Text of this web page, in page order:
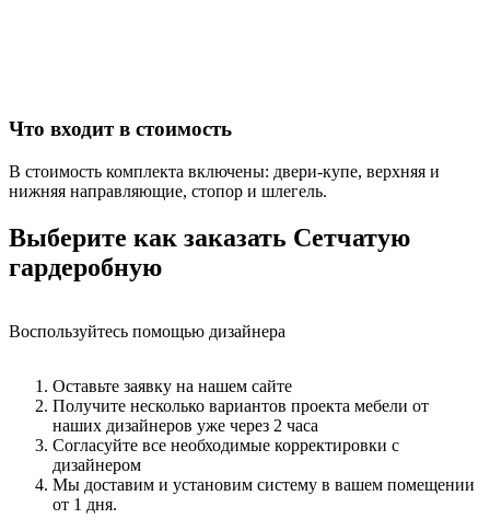
Что входит в стоимость
В стоимость комплекта включены: двери-купе, верхняя и
нижняя направляющие, стопор и шлегель.
Выберите как заказать Сетчатую
гардеробную
Воспользуйтесь помощью дизайнера
Оставьте заявку на нашем сайте
Получите несколько вариантов проекта мебели от
наших дизайнеров уже через 2 часа
Согласуйте все необходимые корректировки с
дизайнером
Мы доставим и установим систему в вашем помещении
от 1 дня.